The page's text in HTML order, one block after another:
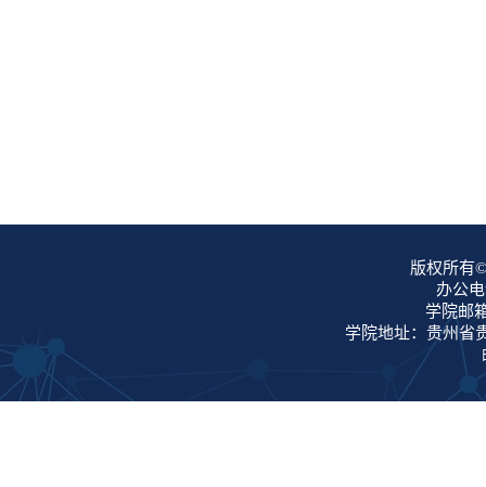
版权所有
办公
学院邮
学院地址：贵州省